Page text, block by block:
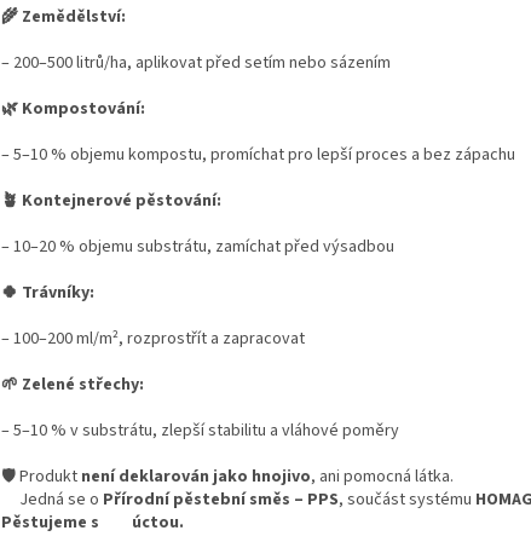
🌾 Zemědělství:
– 200–500 litrů/ha, aplikovat před setím nebo sázením
🌿 Kompostování:
– 5–10 % objemu kompostu, promíchat pro lepší proces a bez zápachu
🪴 Kontejnerové pěstování:
– 10–20 % objemu substrátu, zamíchat před výsadbou
🍀 Trávníky:
– 100–200 ml/m², rozprostřít a zapracovat
🌱 Zelené střechy:
– 5–10 % v substrátu, zlepší stabilitu a vláhové poměry
🛡️ Produkt není deklarován jako hnojivo, ani pomocná látka.
Jedná se o Přírodní pěstební směs – PPS, součást systému
Pěstujeme s úctou.